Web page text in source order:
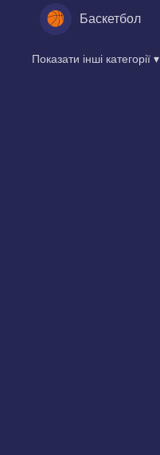
Баскетбол
Показати інші категорії ▾